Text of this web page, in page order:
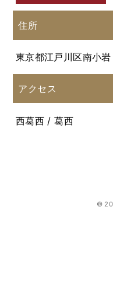
住所
東京都江戸川区南小
アクセス
西葛西 / 葛西
©